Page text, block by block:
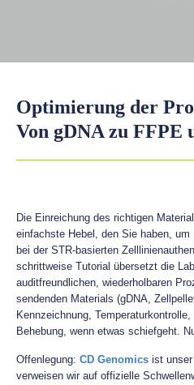
Optimierung der
Von gDNA zu FFPE
Die Einreichung des richtigen
einfachste Hebel, den Sie haben, um
bei der STR-basierten
schrittweise Tutorial übersetzt die
auditfreundlichen, wiederholbaren
sendenden Materials (gDNA,
Kennzeichnung,
Behebung, wenn etwas schiefgeht.
Offenlegung: CD Genomics ist
verweisen wir auf offizielle